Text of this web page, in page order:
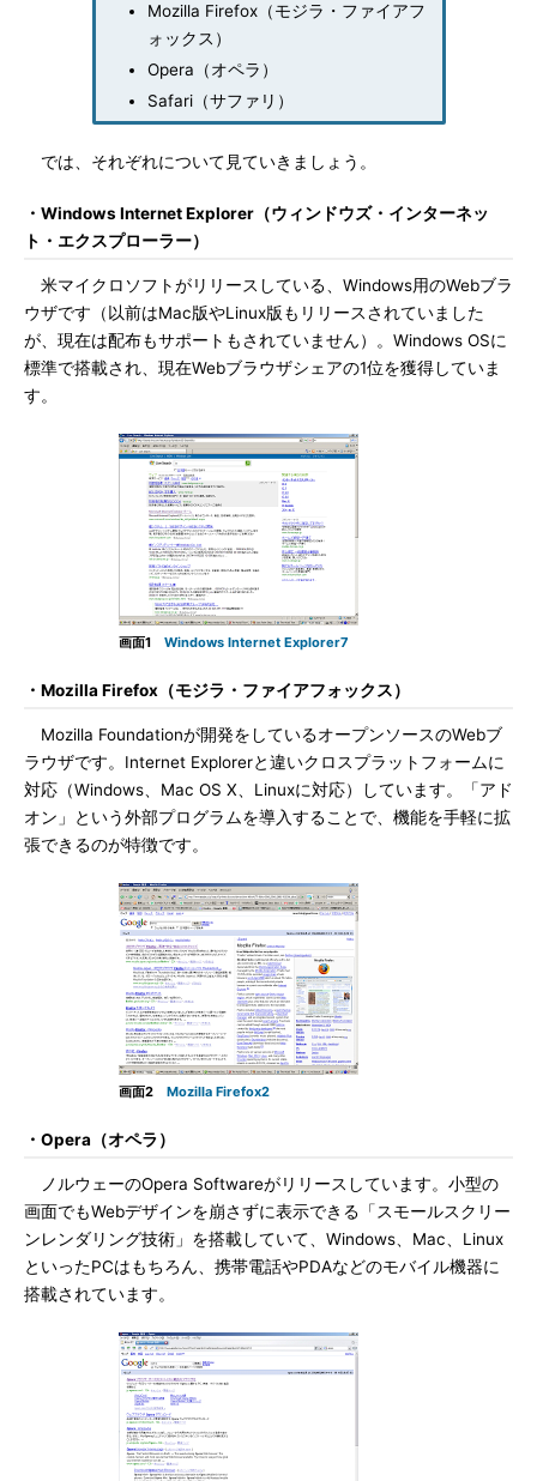
Mozilla Firefox（モジラ・ファイアフ
ォックス）
Opera（オペラ）
Safari（サファリ）
では、それぞれについて見ていきましょう。
・Windows Internet Explorer（ウィンドウズ・インターネッ
ト・エクスプローラー）
米マイクロソフトがリリースしている、Windows用のWebブラ
ウザです（以前はMac版やLinux版もリリースされていました
が、現在は配布もサポートもされていません）。Windows OSに
標準で搭載され、現在Webブラウザシェアの1位を獲得していま
す。
画面1 Windows Internet Explorer7
・Mozilla Firefox（モジラ・ファイアフォックス）
Mozilla Foundationが開発をしているオープンソースのWebブ
ラウザです。Internet Explorerと違いクロスプラットフォームに
対応（Windows、Mac OS X、Linuxに対応）しています。「アド
オン」という外部プログラムを導入することで、機能を手軽に拡
張できるのが特徴です。
画面2 Mozilla Firefox2
・Opera（オペラ）
ノルウェーのOpera Softwareがリリースしています。小型の
画面でもWebデザインを崩さずに表示できる「スモールスクリー
ンレンダリング技術」を搭載していて、Windows、Mac、Linux
といったPCはもちろん、携帯電話やPDAなどのモバイル機器に
搭載されています。